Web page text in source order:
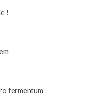
!
fermentum